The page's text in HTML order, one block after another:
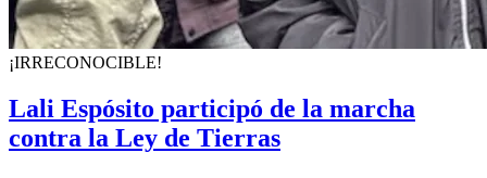
¡IRRECONOCIBLE!
Lali Espósito participó de la marcha
contra la Ley de Tierras